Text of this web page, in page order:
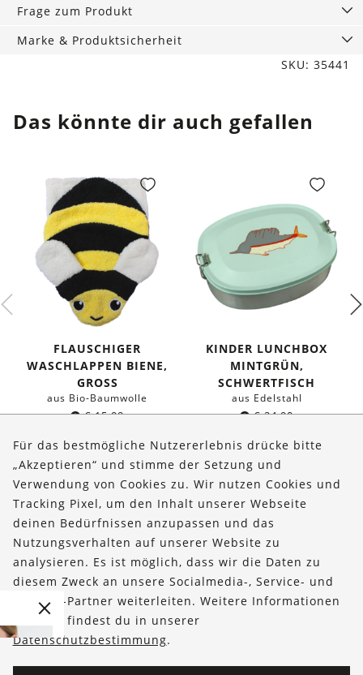
3-
Menge
Frage zum Produkt
Marke & Produktsicherheit
SKU: 35441
Das könnte dir auch gefallen
FLAUSCHIGER
WASCHLAPPEN BIENE,
GROSS
aus Bio-Baumwolle
€15,99
KINDER LUNCHBOX
MINTGRÜN,
SCHWERTFISCH
aus Edelstahl
€24,90
Über uns
Bestellungen
Kontakt & Hilfe
FOLLOW US
Für das bestmögliche Nutzererlebnis drücke bitte
„Akzeptieren“ und stimme der Setzung und
Verwendung von Cookies zu. Wir nutzen Cookies und
Tracking Pixel, um den Inhalt unserer Webseite
deinen Bedürfnissen anzupassen und das
Nutzungsverhalten auf unserer Website zu
analysieren. Es ist möglich, dass wir die Daten zu
diesem Zweck an unsere Socialmedia-, Service- und
Analytic-Partner weiterleiten. Weitere Informationen
darüber findest du in unserer
Datenschutzbestimmung.